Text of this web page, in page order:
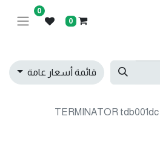
0
0
قائمة أسعار عامة